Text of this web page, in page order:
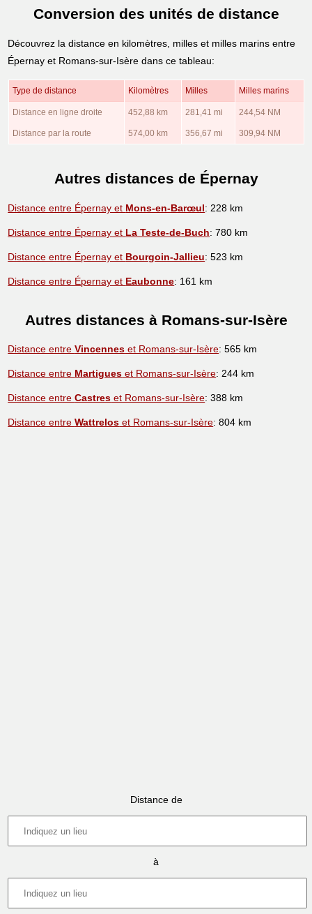
Conversion des unités de distance
Découvrez la distance en kilomètres, milles et milles marins entre
Épernay et Romans-sur-Isère dans ce tableau:
Type de distance Kilomètres Milles Milles marins
Distance en ligne droite 452,88 km 281,41 mi 244,54 NM
Distance par la route 574,00 km 356,67 mi 309,94 NM
Autres distances de Épernay
Distance entre Épernay et Mons-en-Barœul: 228 km
Distance entre Épernay et La Teste-de-Buch: 780 km
Distance entre Épernay et Bourgoin-Jallieu: 523 km
Distance entre Épernay et Eaubonne: 161 km
Autres distances à Romans-sur-Isère
Distance entreVincennes et Romans-sur-Isère: 565 km
Distance entre Martigues et Romans-sur-Isère: 244 km
Distance entreCastres et Romans-sur-Isère: 388 km
Distance entreWattrelos et Romans-sur-Isère: 804 km
Distance de
à